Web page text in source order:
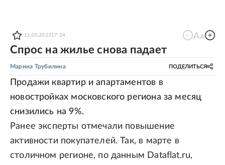
11.05.2023 17:24
Спрос на жилье снова падает
Марина Трубилина ПОДЕЛИТЬСЯ
Продажи квартир и апартаментов в
новостройках московского региона за месяц
снизились на 9%.
Ранее эксперты отмечали повышение
активности покупателей. Так, в марте в
столичном регионе, по данным Dataflat.ru,